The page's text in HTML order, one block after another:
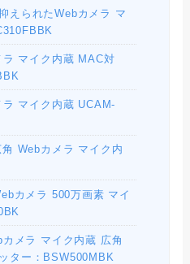
えられたWebカメラ マ
ラ マイク内蔵 MAC対
マイク内蔵 UCAM-
Webカメラ マイク内
カメラ 500万画素 マイ
メラ マイク内蔵 広角
ター：BSW500MBK